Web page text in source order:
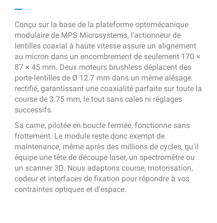
Conçu sur la base de la plateforme optomécanique
modulaire de MPS Microsystems, l’actionneur de
lentilles coaxial à haute vitesse assure un alignement
au micron dans un encombrement de seulement 170 ×
87 × 45 mm. Deux moteurs brushless déplacent des
porte-lentilles de Ø 12.7 mm dans un même alésage
rectifié, garantissant une coaxialité parfaite sur toute la
course de 3.75 mm, le tout sans cales ni réglages
successifs.
Sa came, pilotée en boucle fermée, fonctionne sans
frottement. Le module reste donc exempt de
maintenance, même après des millions de cycles, qu’il
équipe une tête de découpe laser, un spectromètre ou
un scanner 3D. Nous adaptons course, motorisation,
codeur et interfaces de fixation pour répondre à vos
contraintes optiques et d'espace.